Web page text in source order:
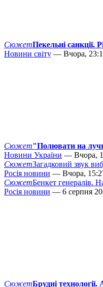
СюжетПекельні
Новини світу — Вчора,
Сюжет"Полювати на
Новини України — Вчора,
СюжетЗагадковий звук
Росія новини — Вчора,
СюжетБенкет генералів.
Росія новини — 6 серпня
СюжетБрудні